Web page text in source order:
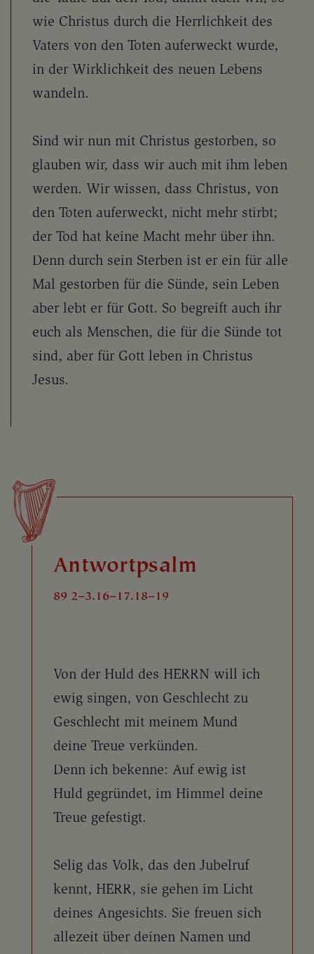
wie Christus durch die Herrlichkeit des
Vaters von den Toten auferweckt wurde,
in der Wirklichkeit des neuen Lebens
wandeln.
Sind wir nun mit Christus gestorben, so
glauben wir, dass wir auch mit ihm leben
werden. Wir wissen, dass Christus, von
den Toten auferweckt, nicht mehr stirbt;
der Tod hat keine Macht mehr über ihn.
Denn durch sein Sterben ist er ein für alle
Mal gestorben für die Sünde, sein Leben
aber lebt er für Gott. So begreift auch ihr
euch als Menschen, die für die Sünde tot
sind, aber für Gott leben in Christus
Jesus.
Antwortpsalm
89 2–3.16–17.18–19
Von der Huld des HERRN will ich
ewig singen, von Geschlecht zu
Geschlecht mit meinem Mund
deine Treue verkünden.
Denn ich bekenne: Auf ewig ist
Huld gegründet, im Himmel deine
Treue gefestigt.
Selig das Volk, das den Jubelruf
kennt, HERR, sie gehen im Licht
deines Angesichts. Sie freuen sich
allezeit über deinen Namen und